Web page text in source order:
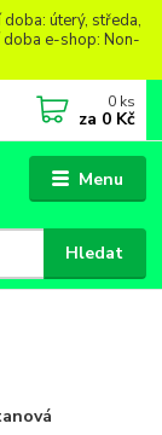
úterý, středa,
e-shop: Non-
Menu
Hledat
0 ks
za 0 Kč